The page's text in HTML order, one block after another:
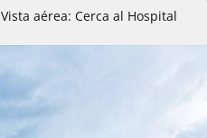
Vista aérea: Cerca al Hospital